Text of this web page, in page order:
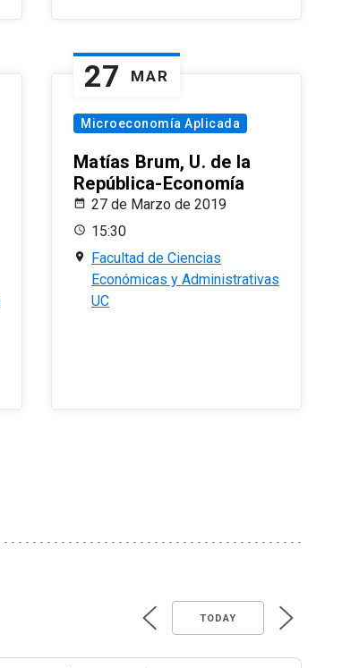
27 MAR
Microeconomía Aplicada
Matías Brum, U. de la
República-Economía
27 de Marzo de 2019
15:30
Facultad de Ciencias
Económicas y Administrativas
UC
TODAY